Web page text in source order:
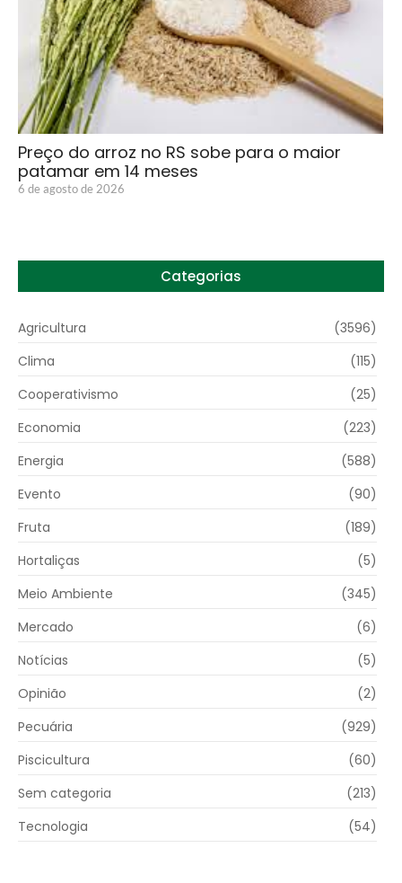
Preço do arroz no RS sobe para o maior
patamar em 14 meses
6 de agosto de 2026
Categorias
Agricultura
(3596)
Clima
(115)
Cooperativismo
(25)
Economia
(223)
Energia
(588)
Evento
(90)
Fruta
(189)
Hortaliças
(5)
Meio Ambiente
(345)
Mercado
(6)
Notícias
(5)
Opinião
(2)
Pecuária
(929)
Piscicultura
(60)
Sem categoria
(213)
Tecnologia
(54)